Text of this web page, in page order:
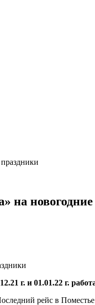
на
г. и 01.01.22 г.
рейс в